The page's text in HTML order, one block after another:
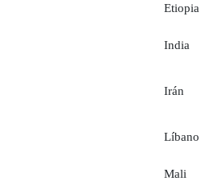
Etiopia
India
Irán
Líbano
Mali